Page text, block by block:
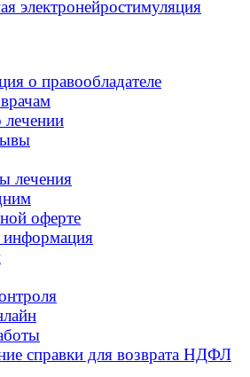
электронейростимуляция
о правообладателе
лечения
оферте
информация
справки для возврата НДФЛ